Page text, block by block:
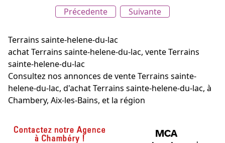
Précedente Suivante
Terrains sainte-helene-du-lac
achat Terrains sainte-helene-du-lac, vente Terrains
sainte-helene-du-lac
Consultez nos annonces de vente Terrains sainte-
helene-du-lac, d'achat Terrains sainte-helene-du-lac, à
Chambery, Aix-les-Bains, et la région